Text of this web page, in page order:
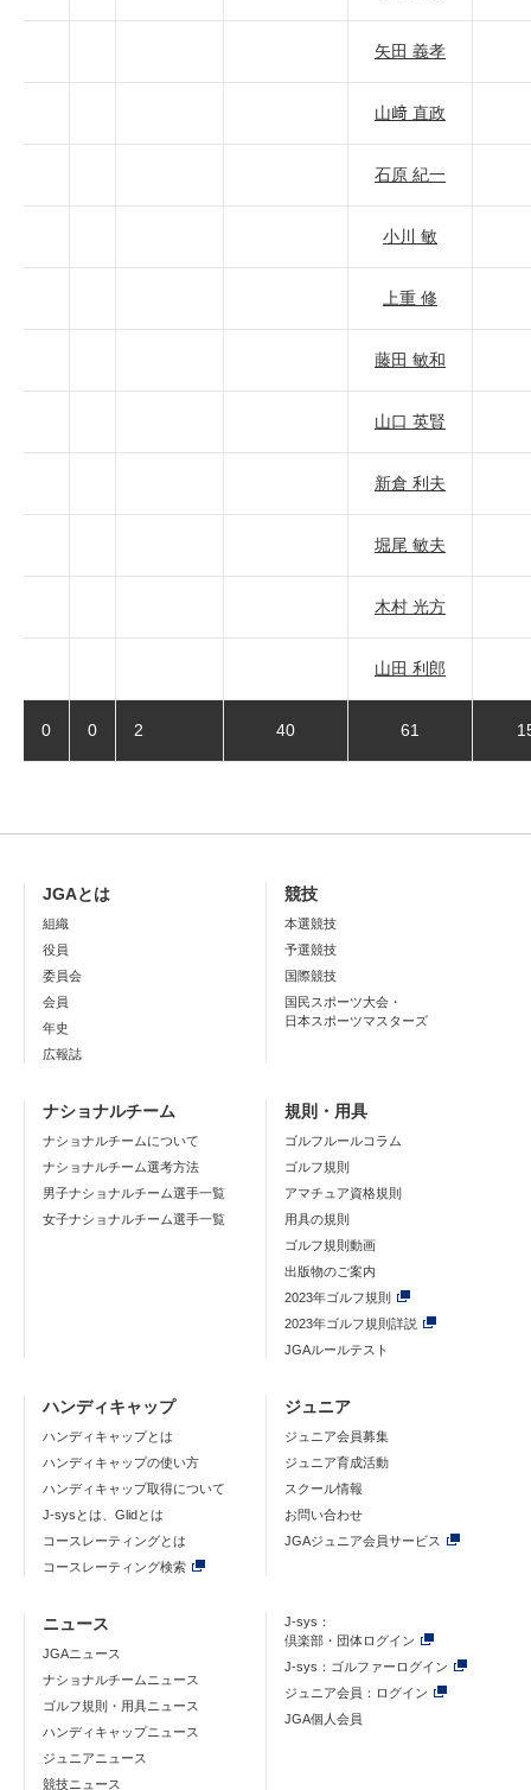
矢田 義孝
山﨑 直政
石原 紀一
小川 敏
上重 修
藤田 敏和
山口 英賢
新倉 利夫
堀尾 敏夫
木村 光方
山田 利郎
0 0 2 40 61
JGAとは
組織
役員
委員会
会員
年史
広報誌
競技
本選競技
予選競技
国際競技
国民スポーツ大会・
日本スポーツマスターズ
ナショナルチーム
ナショナルチームについて
ナショナルチーム選考方法
男子ナショナルチーム選手一覧
女子ナショナルチーム選手一覧
規則・用具
ゴルフルールコラム
ゴルフ規則
アマチュア資格規則
用具の規則
ゴルフ規則動画
出版物のご案内
2023年ゴルフ規則
2023年ゴルフ規則詳説
JGAルールテスト
ハンディキャップ
ハンディキャップとは
ハンディキャップの使い方
ハンディキャップ取得について
J-sysとは、Glidとは
コースレーティングとは
コースレーティング検索
ジュニア
ジュニア会員募集
ジュニア育成活動
スクール情報
お問い合わせ
JGAジュニア会員サービス
ニュース
JGAニュース
ナショナルチームニュース
ゴルフ規則・用具ニュース
ハンディキャップニュース
ジュニアニュース
競技ニュース
J-sys：
倶楽部・団体ログイン
J-sys：ゴルファーログイン
ジュニア会員：ログイン
JGA個人会員